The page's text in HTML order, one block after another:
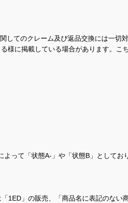
てのクレーム及び返品交換には一切
に掲載している場合があります。こ
って「状態A-」や「状態B」としてお
」の販売、「商品名に表記のない